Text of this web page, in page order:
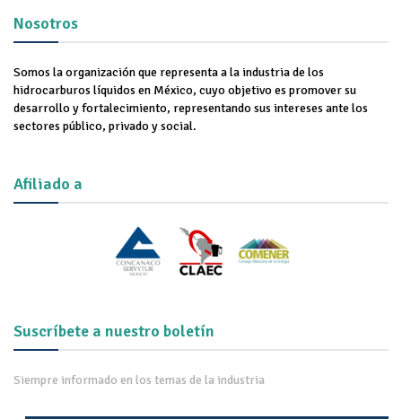
Nosotros
Somos la organización que representa a la industria de los
hidrocarburos líquidos en México, cuyo objetivo es promover su
desarrollo y fortalecimiento, representando sus intereses ante los
sectores público, privado y social.
Afiliado a
Suscríbete a nuestro boletín
Siempre informado en los temas de la industria